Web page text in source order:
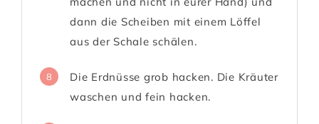
dann die Scheiben mit einem Löffel
aus der Schale schälen.
8
Die Erdnüsse grob hacken. Die Kräuter
waschen und fein hacken.